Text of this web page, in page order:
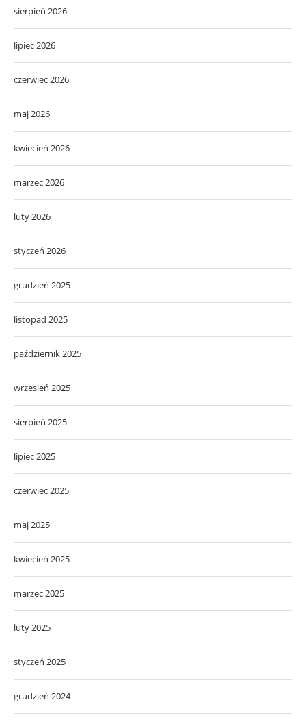
sierpień 2026
lipiec 2026
czerwiec 2026
maj 2026
kwiecień 2026
marzec 2026
luty 2026
styczeń 2026
grudzień 2025
listopad 2025
październik 2025
wrzesień 2025
sierpień 2025
lipiec 2025
czerwiec 2025
maj 2025
kwiecień 2025
marzec 2025
luty 2025
styczeń 2025
grudzień 2024